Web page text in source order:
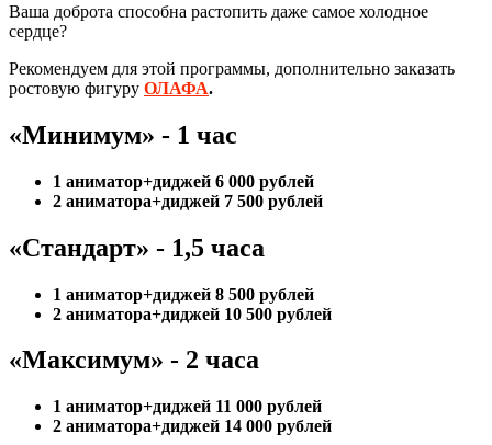
Ваша доброта способна растопить даже самое холодное
сердце?
Рекомендуем для этой программы, дополнительно заказать
ростовую фигуру ОЛАФА.
«Минимум» - 1 час
1 аниматор+диджей 6 000 рублей
2 аниматора+диджей 7 500 рублей
«Стандарт» - 1,5 часа
1 аниматор+диджей 8 500 рублей
2 аниматора+диджей 10 500 рублей
«Максимум» - 2 часа
1 аниматор+диджей 11 000 рублей
2 аниматора+диджей 14 000 рублей